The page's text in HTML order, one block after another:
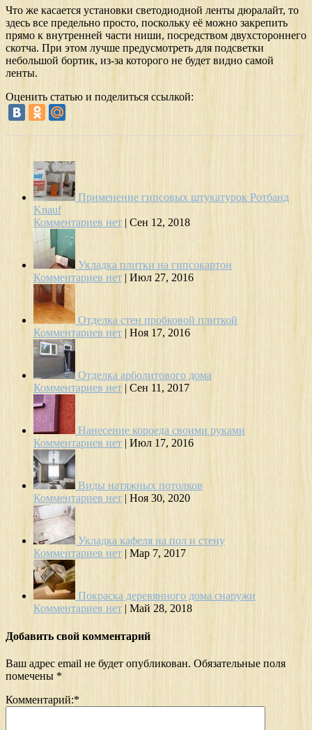
Что же касается установки светодиодной ленты дюралайт, то
здесь все предельно просто, поскольку её можно закрепить
прямо к внутренней части ниши, посредством двухстороннего
скотча. При этом лучше предусмотреть для подсветки
небольшой бортик, из-за которого не будет видно самой
ленты.
Оценить статью и поделиться ссылкой:
Применение гипсовых штукатурок Ротбанд
Knauf
Комментариев нет | Сен 12, 2018
Укладка плитки на гипсокартон
Комментариев нет | Июл 27, 2016
Отделка стен пробковой плиткой
Комментариев нет | Ноя 17, 2016
Отделка арболитового дома
Комментариев нет | Сен 11, 2017
Нанесение короеда своими руками
Комментариев нет | Июл 17, 2016
Виды натяжных потолков
Комментариев нет | Ноя 30, 2020
Укладка кафеля на пол и стену
Комментариев нет | Мар 7, 2017
Покраска деревянного дома снаружи
Комментариев нет | Май 28, 2018
Добавить свой комментарий
Ваш адрес email не будет опубликован. Обязательные поля
помечены *
Комментарий:*